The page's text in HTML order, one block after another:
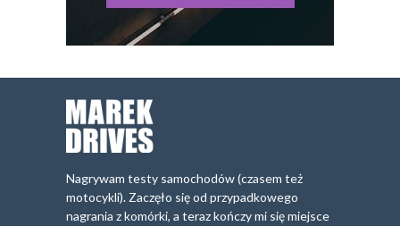
Nagrywam testy samochodów (czasem też
motocykli). Zaczęło się od przypadkowego
nagrania z komórki, a teraz kończy mi się miejsce